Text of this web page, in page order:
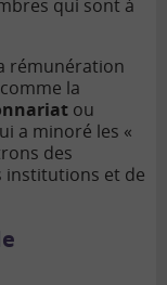
qui sont à
rémunération
la
ou
a minoré les «
des
institutions et de